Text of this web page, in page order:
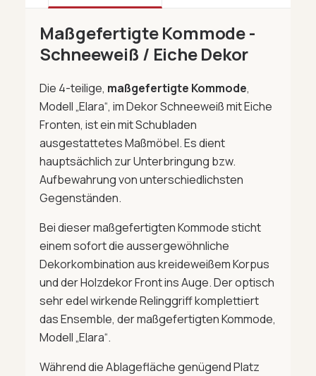
Maßgefertigte Kommode -
Schneeweiß / Eiche Dekor
Die 4-teilige, maßgefertigte Kommode,
Modell „Elara“, im Dekor Schneeweiß mit Eiche
Fronten, ist ein mit Schubladen
ausgestattetes Maßmöbel. Es dient
hauptsächlich zur Unterbringung bzw.
Aufbewahrung von unterschiedlichsten
Gegenständen.
Bei dieser maßgefertigten Kommode sticht
einem sofort die aussergewöhnliche
Dekorkombination aus kreideweißem Korpus
und der Holzdekor Front ins Auge. Der optisch
sehr edel wirkende Relinggriff komplettiert
das Ensemble, der maßgefertigten Kommode,
Modell „Elara“.
Während die Ablagefläche genügend Platz